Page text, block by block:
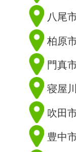
八尾
柏原
門真
寝屋
吹田
豊中